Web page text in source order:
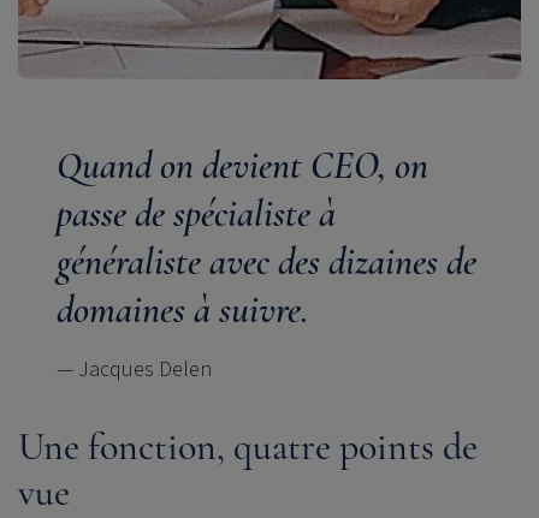
Quand on devient CEO, on
passe de spécialiste à
généraliste avec des dizaines de
domaines à suivre.
— Jacques Delen
Une fonction, quatre points de
vue